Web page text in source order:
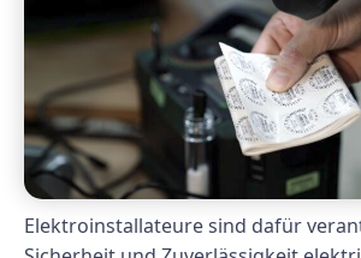
Elektroinstallateure sind dafür